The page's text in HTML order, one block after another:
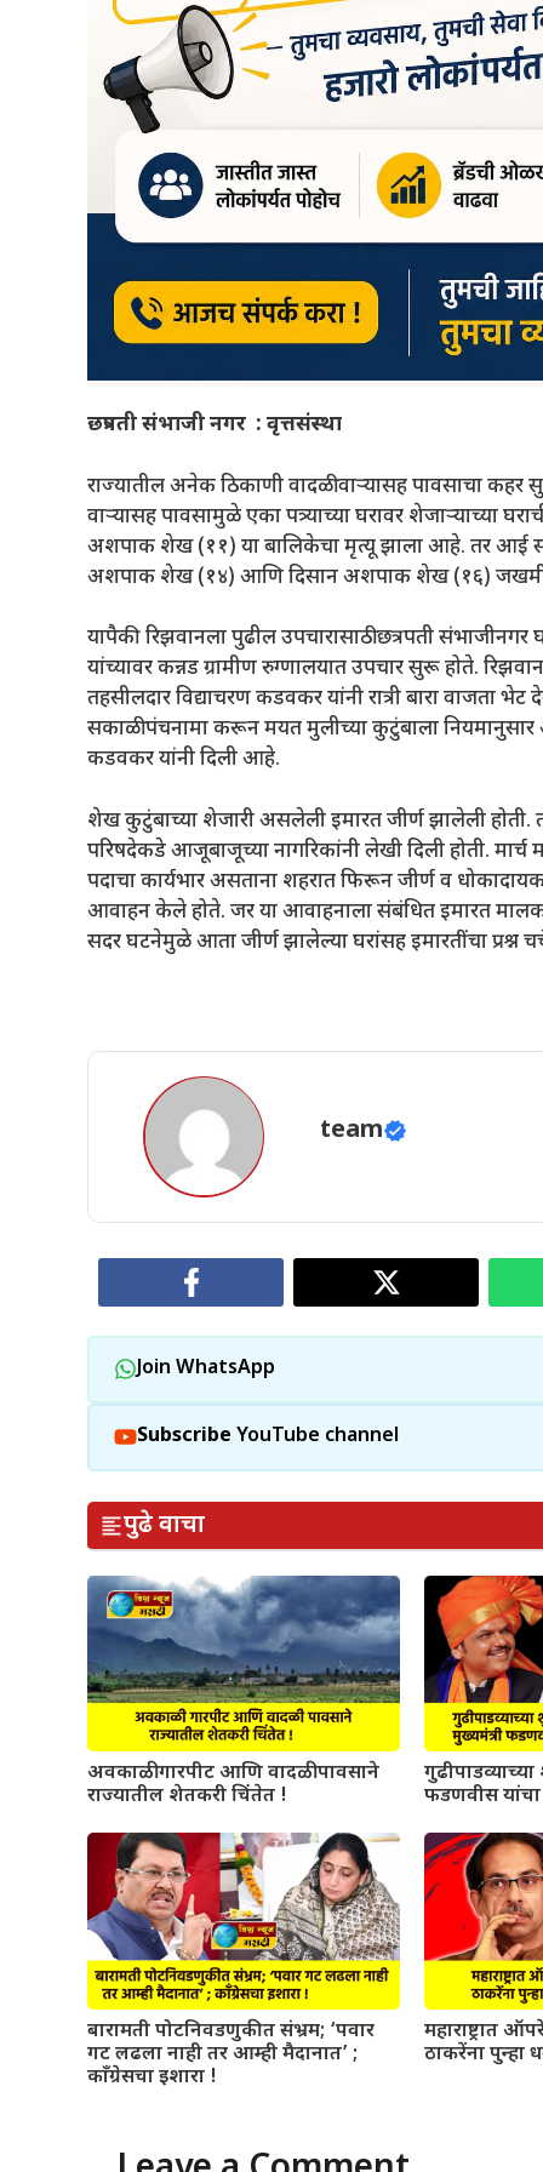
छत्रपती संभाजी नगर : वृत्तसंस्था
राज्यातील अनेक ठिकाणी वादळी वाऱ्यासह पावसाचा कहर
वाऱ्यासह पावसामुळे एका पत्र्याच्या घरावर शेजाऱ्याच्या
अशपाक शेख (११) या बालिकेचा मृत्यू झाला आहे. तर आई
अशपाक शेख (१४) आणि दिसान अशपाक शेख (१६)
यापैकी रिझवानला पुढील उपचारासाठी छत्रपती
यांच्यावर कन्नड ग्रामीण रुग्णालयात उपचार सुरू होते.
तहसीलदार विद्याचरण कडवकर यांनी रात्री बारा वाजता
सकाळी पंचनामा करून मयत मुलीच्या कुटुंबाला
कडवकर यांनी दिली आहे.
शेख कुटुंबाच्या शेजारी असलेली इमारत जीर्ण झालेली होती.
परिषदेकडे आजूबाजूच्या नागरिकांनी लेखी दिली होती.
पदाचा कार्यभार असताना शहरात फिरून जीर्ण व
आवाहन केले होते. जर या आवाहनाला संबंधित इमारत
सदर घटनेमुळे आता जीर्ण झालेल्या घरांसह इमारतींचा प्रश्न
team
Join WhatsApp
Subscribe YouTube channel
पुढे वाचा
अवकाळी गारपीट आणि वादळी पावसाने
राज्यातील शेतकरी चिंतेत !
फडणवीस
बारामती पोटनिवडणुकीत संभ्रम; ‘पवार
गट लढला नाही तर आम्ही मैदानात’ ;
काँग्रेसचा इशारा !
महाराष्ट्रात
ठाकरेंना पुन्हा